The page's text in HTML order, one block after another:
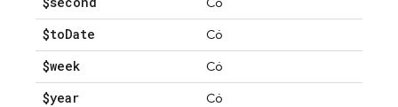
$toDate Có
$week Có
$year Có